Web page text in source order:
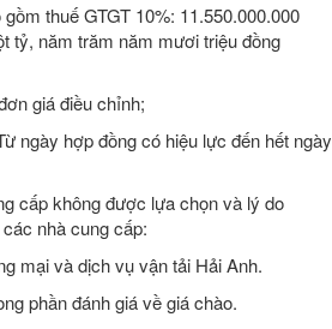
thuế GTGT 10%: 11.550.000.000
tỷ, năm trăm năm mươi triệu đồng
giá điều chỉnh;
ngày hợp đồng có hiệu lực đến hết ngày
cấp không được lựa chọn và lý do
nhà cung cấp:
mại và dịch vụ vận tải Hải Anh.
phần đánh giá về giá chào.